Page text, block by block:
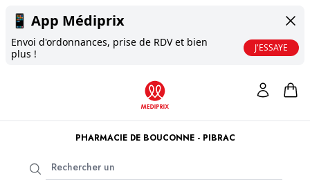
📱 App Médiprix
Envoi d'ordonnances, prise de RDV et bien
plus !
J'ESSAYE
PHARMACIE DE BOUCONNE - PIBRAC